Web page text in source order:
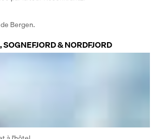
Bergen.
& NORDFJORD